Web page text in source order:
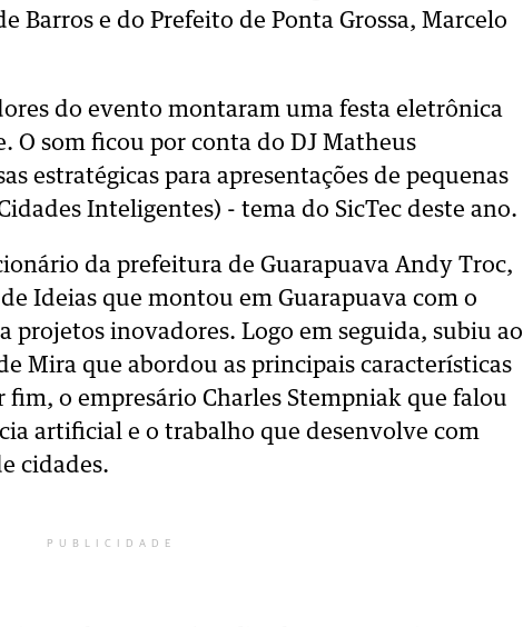
Barros e do Prefeito de Ponta Grossa, Marcelo
do evento montaram uma festa eletrônica
O som ficou por conta do DJ Matheus
estratégicas para apresentações de pequenas
Inteligentes) - tema do SicTec deste ano.
da prefeitura de Guarapuava Andy Troc,
Ideias que montou em Guarapuava com o
projetos inovadores. Logo em seguida, subiu ao
Mira que abordou as principais características
fim, o empresário Charles Stempniak que falou
artificial e o trabalho que desenvolve com
cidades.
PUBLICIDADE